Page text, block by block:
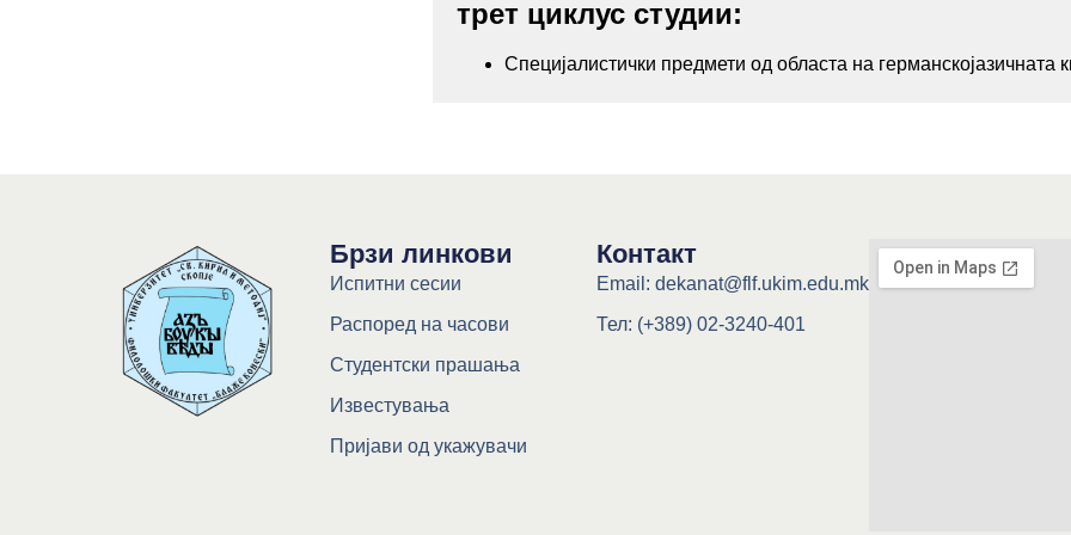
трет циклус студии:
Специјалистички предмети од областа на германскојазичната
Брзи линкови
Испитни сесии
Распоред на часови
Студентски прашања
Известувања
Пријави од укажувачи
Контакт
Email: dekanat@flf.ukim.edu.mk
Тел: (+389) 02-3240-401